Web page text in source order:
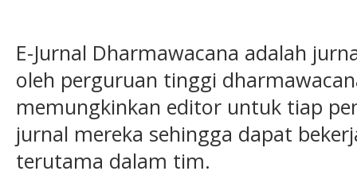
E-Jurnal Dharmawacana adalah
oleh perguruan tinggi
memungkinkan editor untuk tiap
jurnal mereka sehingga dapat
terutama dalam tim.